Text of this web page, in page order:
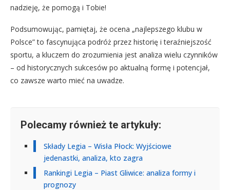
nadzieję, że pomogą i Tobie!
Podsumowując, pamiętaj, że ocena „najlepszego klubu w
Polsce” to fascynująca podróż przez historię i teraźniejszość
sportu, a kluczem do zrozumienia jest analiza wielu czynników
– od historycznych sukcesów po aktualną formę i potencjał,
co zawsze warto mieć na uwadze.
Polecamy również te artykuły:
Składy Legia – Wisła Płock: Wyjściowe
jedenastki, analiza, kto zagra
Rankingi Legia – Piast Gliwice: analiza formy i
prognozy